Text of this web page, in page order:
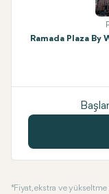
Ramada Plaza
* Fiyat, ekstra ve